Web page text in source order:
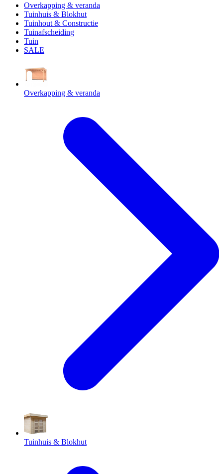
Overkapping & veranda
Tuinhuis & Blokhut
Tuinhout & Constructie
Tuinafscheiding
Tuin
SALE
Overkapping & veranda
Tuinhuis & Blokhut